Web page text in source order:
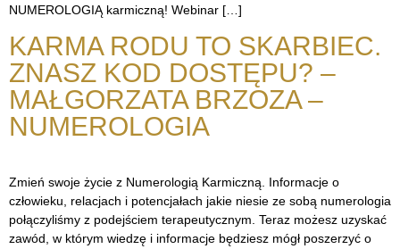
NUMEROLOGIĄ karmiczną! Webinar […]
KARMA RODU TO SKARBIEC.
ZNASZ KOD DOSTĘPU? –
MAŁGORZATA BRZOZA –
NUMEROLOGIA
Zmień swoje życie z Numerologią Karmiczną. Informacje o
człowieku, relacjach i potencjałach jakie niesie ze sobą numerologia
połączyliśmy z podejściem terapeutycznym. Teraz możesz uzyskać
zawód, w którym wiedzę i informacje będziesz mógł poszerzyć o